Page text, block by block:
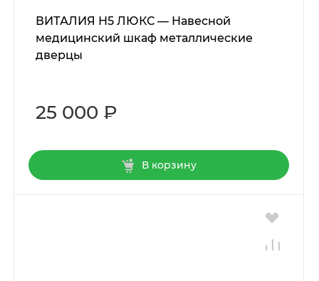
ВИТАЛИЯ Н5 ЛЮКС — Навесной
медицинский шкаф металлические
дверцы
25 000 ₽
В корзину